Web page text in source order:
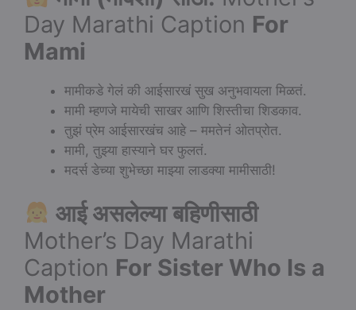
Day Marathi Caption For
Mami
मामीकडे गेलं की आईसारखं सुख अनुभवायला मिळतं.
मामी म्हणजे मायेची साखर आणि शिस्तीचा शिडकाव.
तुझं प्रेम आईसारखंच आहे – ममतेनं ओतप्रोत.
मामी, तुझ्या हास्याने घर फुलतं.
मदर्स डेच्या शुभेच्छा माझ्या लाडक्या मामीसाठी!
आई असलेल्या बहिणीसाठी
Mother’s Day Marathi
Caption For Sister Who Is a
Mother